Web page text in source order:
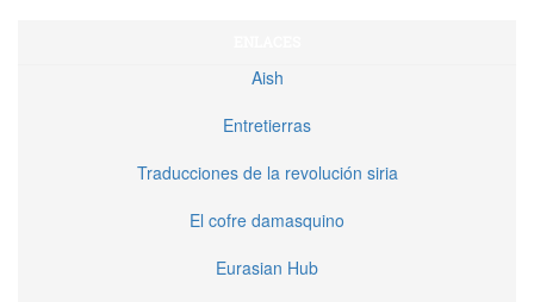
Aish
Entretierras
Traducciones de la revolución siria
El cofre damasquino
Eurasian Hub